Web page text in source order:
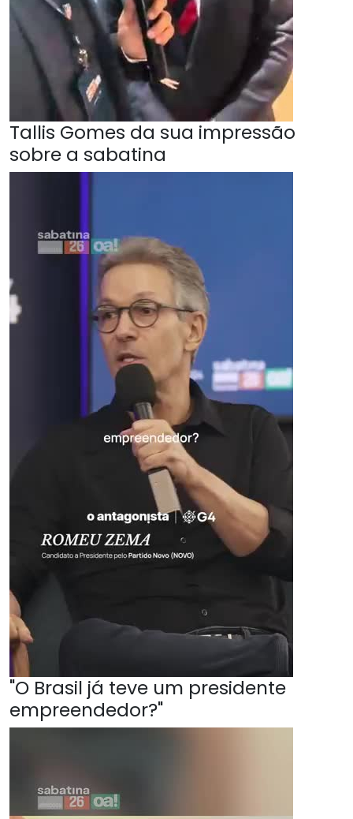
Tallis Gomes da sua impressão
sobre a sabatina
"O Brasil já teve um presidente
empreendedor?"